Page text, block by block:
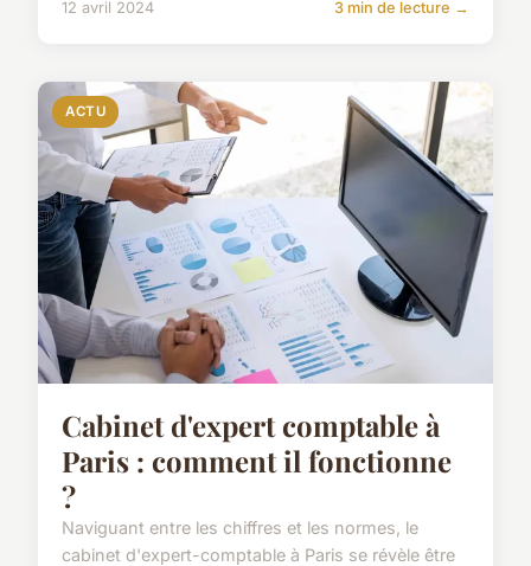
12 avril 2024 3 min de lecture →
ACTU
Cabinet d'expert comptable à
Paris : comment il fonctionne
?
Naviguant entre les chiffres et les normes, le
cabinet d'expert-comptable à Paris se révèle être